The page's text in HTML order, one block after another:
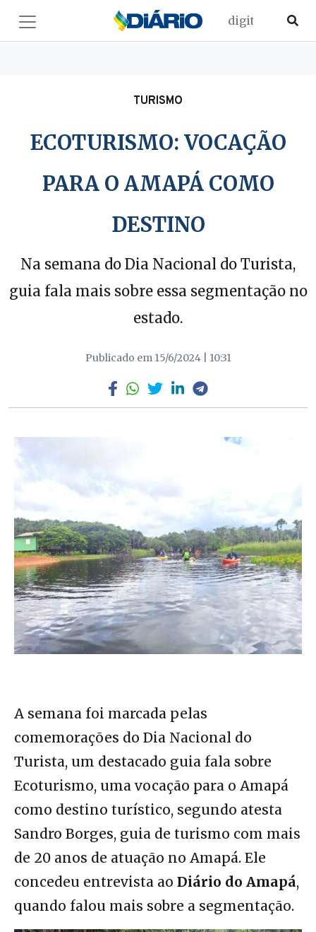
TURISMO
ECOTURISMO: VOCAÇÃO
PARA O AMAPÁ COMO
DESTINO
Na semana do Dia Nacional do Turista,
guia fala mais sobre essa segmentação no
estado.
Publicado em 15/6/2024 | 10:31
A semana foi marcada pelas
comemorações do Dia Nacional do
Turista, um destacado guia fala sobre
Ecoturismo, uma vocação para o Amapá
como destino turístico, segundo atesta
Sandro Borges, guia de turismo com mais
de 20 anos de atuação no Amapá. Ele
concedeu entrevista ao Diário do Amapá,
quando falou mais sobre a segmentação.